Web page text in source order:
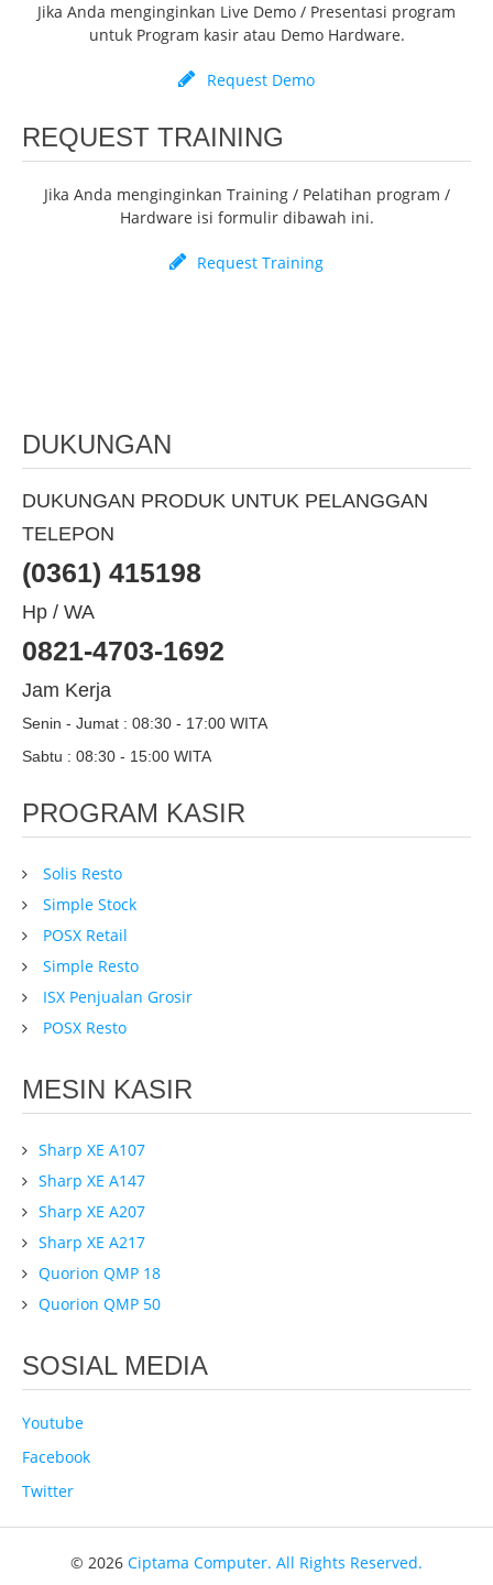
Jika Anda menginginkan Live Demo / Presentasi program
untuk Program kasir atau Demo Hardware.
Request Demo
REQUEST TRAINING
Jika Anda menginginkan Training / Pelatihan program /
Hardware isi formulir dibawah ini.
Request Training
DUKUNGAN
DUKUNGAN PRODUK UNTUK PELANGGAN
TELEPON
(0361) 415198
Hp / WA
0821-4703-1692
Jam Kerja
Senin - Jumat : 08:30 - 17:00 WITA
Sabtu : 08:30 - 15:00 WITA
PROGRAM KASIR
Solis Resto
Simple Stock
POSX Retail
Simple Resto
ISX Penjualan Grosir
POSX Resto
MESIN KASIR
Sharp XE A107
Sharp XE A147
Sharp XE A207
Sharp XE A217
Quorion QMP 18
Quorion QMP 50
SOSIAL MEDIA
Youtube
Facebook
Twitter
© 2026 Ciptama Computer. All Rights Reserved.